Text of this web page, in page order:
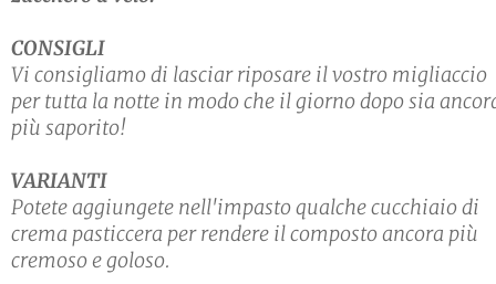
CONSIGLI
Vi consigliamo di lasciar riposare il vostro migliaccio
per tutta la notte in modo che il giorno dopo sia
più saporito!
VARIANTI
Potete aggiungete nell'impasto qualche cucchiaio di
crema pasticcera per rendere il composto ancora più
cremoso e goloso.